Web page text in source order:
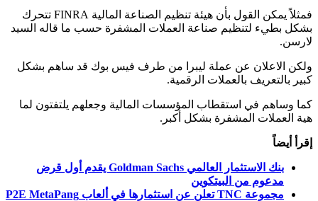
فمثلاً يمكن القول بأن هيئة تنظيم الصناعة المالية FINRA تتحرك
بشكل بطيء لتنظيم صناعة العملات المشفرة حسب ما قاله السيد
لارسن.
ولكن الاعلان عن عملة ليبرا من طرف فيس بوك قد ساهم بشكل
كبير بالتعريف بالعملات الرقمية.
كما وساهم في استقطاب المؤسسات المالية وجعلهم يلتفتون لما
هية العملات المشفرة بشكل أكبر.
إقرأ أيضاً
بنك الاستثمار العالمي Goldman Sachs يقدم أول قرض
مدعوم من البيتكوين
مجموعة TNC تعلن عن استثمارها في ألعاب P2E MetaPang